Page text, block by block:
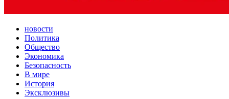
новости
Политика
Общество
Экономика
Безопасность
В мире
История
Эксклюзивы